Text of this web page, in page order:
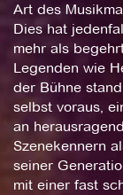
Art des
Dies hat
mehr als
Legenden wie
der Bühne
selbst voraus,
an
Szenekennern
seiner
mit einer fast